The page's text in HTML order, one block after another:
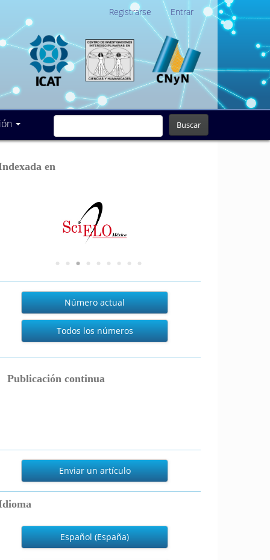
Registrarse Entrar
Buscar
en
Actual
Número actual
Todos los números
Publicación continua
Enviar
Enviar un artículo
Español (España)